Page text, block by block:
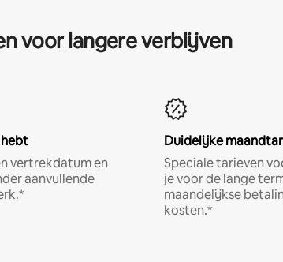
voor langere verblijven
vertrekdatum en
aanvullende
Duidelijke
Speciale tarieven
je voor de lange
maandelijkse
kosten.*